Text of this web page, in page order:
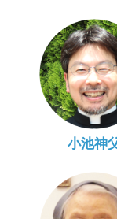
小池神